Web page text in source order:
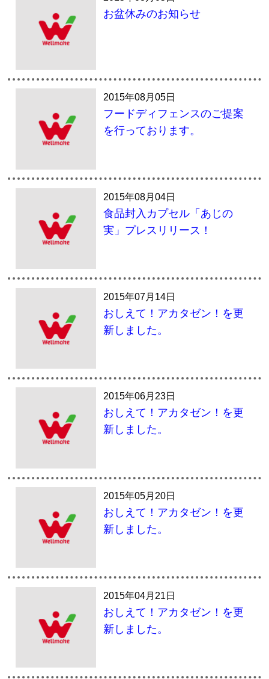
お盆休みのお知らせ
2015年08月05日
フードディフェンスのご提案
を行っております。
2015年08月04日
食品封入カプセル「あじの
実」プレスリリース！
2015年07月14日
おしえて！アカタゼン！を更
新しました。
2015年06月23日
おしえて！アカタゼン！を更
新しました。
2015年05月20日
おしえて！アカタゼン！を更
新しました。
2015年04月21日
おしえて！アカタゼン！を更
新しました。